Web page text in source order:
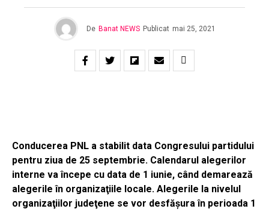
De Banat NEWS Publicat mai 25, 2021
Conducerea PNL a stabilit data Congresului partidului
pentru ziua de 25 septembrie. Calendarul alegerilor
interne va începe cu data de 1 iunie, când demarează
alegerile în organizaţiile locale. Alegerile la nivelul
organizaţiilor judeţene se vor desfăşura în perioada 1